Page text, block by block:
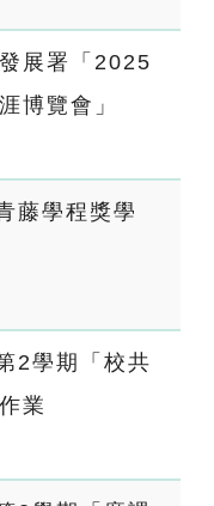
展署「2025
博覽會」
藤學程獎學
2學期「校共
業